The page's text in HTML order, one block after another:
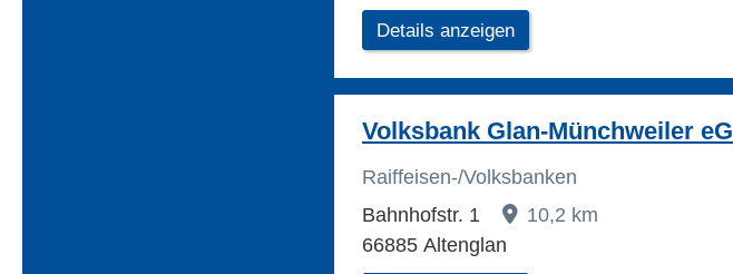
Details anzeigen
Volksbank Glan-Münchweiler eG
Raiffeisen-/Volksbanken
Bahnhofstr. 1
10,2 km
66885 Altenglan